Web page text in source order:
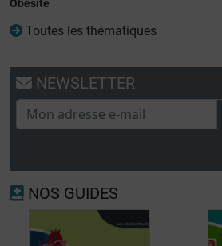
Obésité
Toutes les thématiques
NEWSLETTER
NOS GUIDES